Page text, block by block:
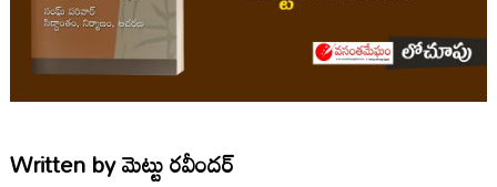
Written byమెట్టు రవీందర్